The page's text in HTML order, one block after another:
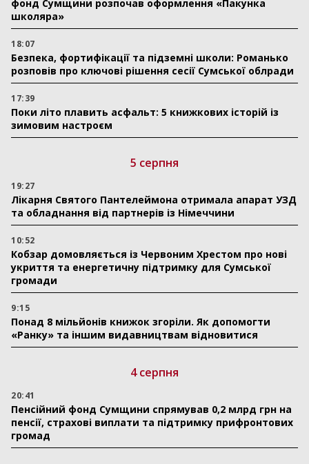
фонд Сумщини розпочав оформлення «Пакунка
школяра»
18:07
Безпека, фортифікації та підземні школи: Романько
розповів про ключові рішення сесії Сумської облради
17:39
Поки літо плавить асфальт: 5 книжкових історій із
зимовим настроєм
5 серпня
19:27
Лікарня Святого Пантелеймона отримала апарат УЗД
та обладнання від партнерів із Німеччини
10:52
Кобзар домовляється із Червоним Хрестом про нові
укриття та енергетичну підтримку для Сумської
громади
9:15
Понад 8 мільйонів книжок згоріли. Як допомогти
«Ранку» та іншим видавництвам відновитися
4 серпня
20:41
Пенсійний фонд Сумщини спрямував 0,2 млрд грн на
пенсії, страхові виплати та підтримку прифронтових
громад